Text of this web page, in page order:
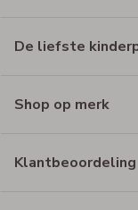
De liefste
Shop op merk
Klantbeoordeling